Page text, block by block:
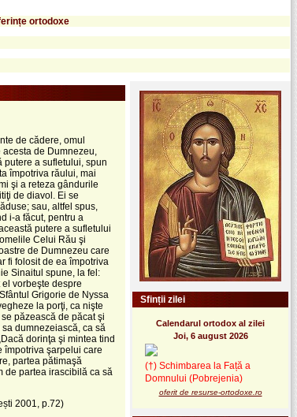
ortodoxe
de cădere, omul
de Dumnezeu,
putere a sufletului, spun
împotriva răului, mai
şi a reteza gândurile
de diavol. Ei se
sau, altfel spus,
i-a făcut, pentru a
putere a sufletului
Celui Rău şi
de Dumnezeu care
fi folosit de ea împotriva
Sinaitul spune, la fel:
el vorbeşte despre
Grigorie de Nyssa
la porţi, ca nişte
păzească de păcat şi
dumnezeiască, ca să
dorinţa şi mintea tind
împotriva şarpelui care
partea pătimaşă
de partea irascibilă ca să
2001, p.72)
Sfinții zilei
Calendarul ortodox al zilei
Joi, 6 august 2026
(†) Schimbarea la Față a
Domnului (Pobrejenia)
oferit de resurse-ortodoxe.ro